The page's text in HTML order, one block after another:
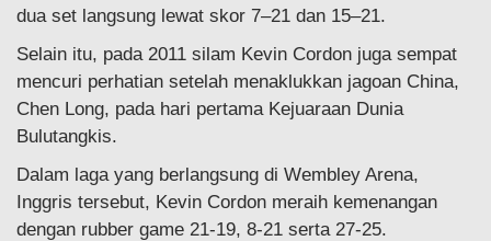
dua set langsung lewat skor 7–21 dan 15–21.
Selain itu, pada 2011 silam Kevin Cordon juga sempat
mencuri perhatian setelah menaklukkan jagoan China,
Chen Long, pada hari pertama Kejuaraan Dunia
Bulutangkis.
Dalam laga yang berlangsung di Wembley Arena,
Inggris tersebut, Kevin Cordon meraih kemenangan
dengan rubber game 21-19, 8-21 serta 27-25.